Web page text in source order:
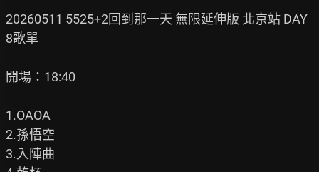
20260511 5525+2回到那一天 無限延伸版 北京站 DAY
8歌單
開場：18:40
1.OAOA
2.孫悟空
3.入陣曲